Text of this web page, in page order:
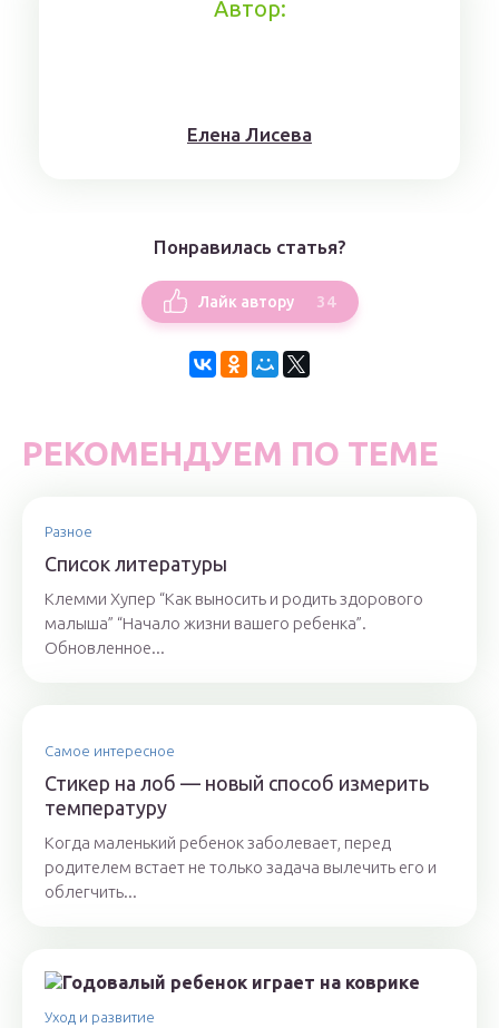
Автор:
Елена Лисева
Понравилась статья?
Лайк автору 34
РЕКОМЕНДУЕМ ПО ТЕМЕ
Разное
Список литературы
Клемми Хупер “Как выносить и родить здорового
малыша” “Начало жизни вашего ребенка”.
Обновленное...
Самое интересное
Стикер на лоб — новый способ измерить
температуру
Когда маленький ребенок заболевает, перед
родителем встает не только задача вылечить его и
облегчить...
Уход и развитие